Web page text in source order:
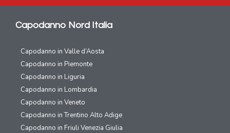
Capodanno Nord Italia
Capodanno in Valle d’Aosta
Capodanno in Piemonte
Capodanno in Liguria
Capodanno in Lombardia
Capodanno in Veneto
Capodanno in Trentino Alto Adige
Capodanno in Friuli Venezia Giulia